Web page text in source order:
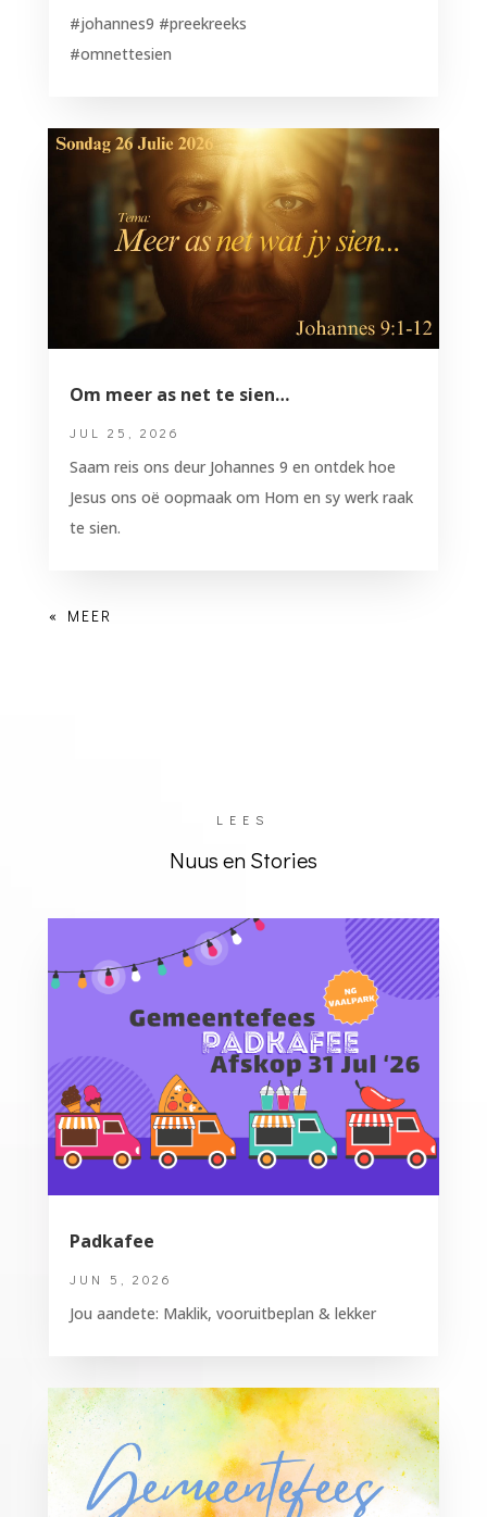
#johannes9 #preekreeks
#omnettesien
Om meer as net te sien…
JUL 25, 2026
Saam reis ons deur Johannes 9 en ontdek hoe
Jesus ons oë oopmaak om Hom en sy werk raak
te sien.
LEES
Nuus en Stories
Padkafee
JUN 5, 2026
Jou aandete: Maklik, vooruitbeplan & lekker